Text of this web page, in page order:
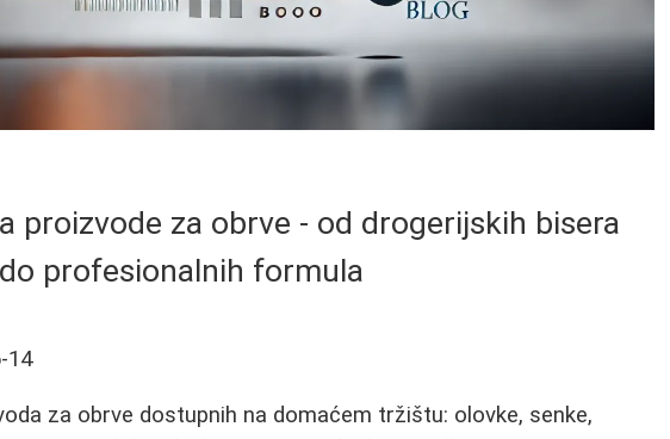
proizvode za obrve - od drogerijskih bisera
do profesionalnih formula
14
za obrve dostupnih na domaćem tržištu: olovke, senke,